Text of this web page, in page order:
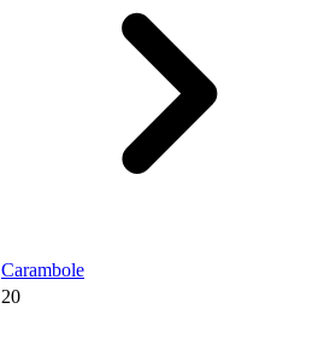
Carambole
20